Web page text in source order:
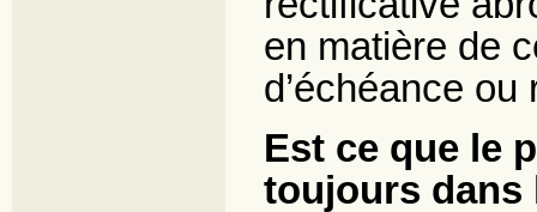
en matière de
d’échéance
Est ce que le
toujours dans